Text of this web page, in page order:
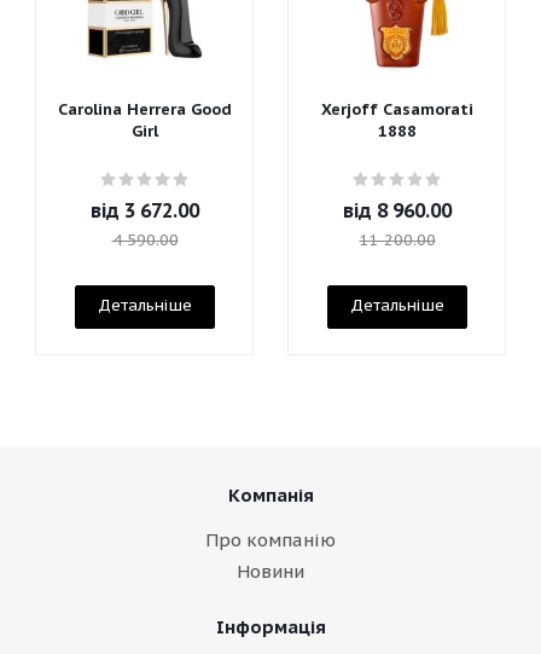
Carolina Herrera Good
Girl
від 3 672.00
4 590.00
Детальніше
Xerjoff Casamorati
1888
від 8 960.00
11 200.00
Детальніше
Компанія
Про компанію
Новини
Інформація